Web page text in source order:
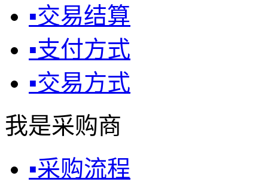
▪交易结算
▪支付方式
▪交易方式
我是采购商
▪采购流程